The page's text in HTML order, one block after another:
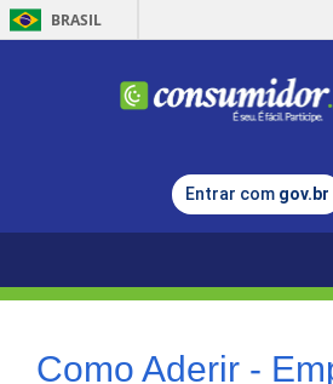
BRASIL
Entrar com gov.br
Como Aderir -